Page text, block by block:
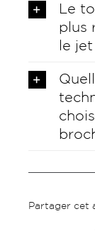
Le
plus
le
Partager cet